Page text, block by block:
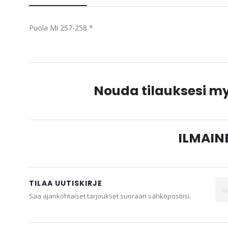
of
gallery
Puola Mi 257-258 *
Nouda tilauksesi
TILAA UUTISKIRJE
Saa ajankohtaiset tarjoukset suoraan sähköpostiisi.